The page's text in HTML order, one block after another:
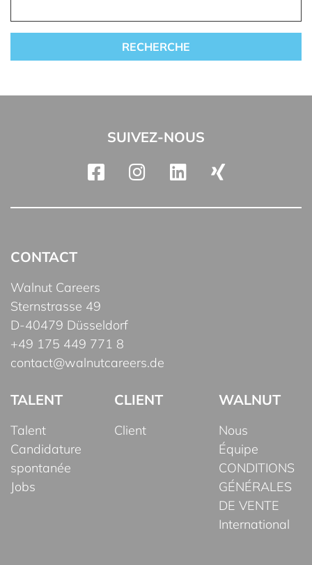
SUIVEZ-NOUS
CONTACT
Walnut Careers
Sternstrasse 49
D-40479 Düsseldorf
+49 175 449 771 8
contact@walnutcareers.de
TALENT
Talent
Candidature
spontanée
Jobs
CLIENT
Client
WALNUT
Nous
Équipe
CONDITIONS
GÉNÉRALES
DE VENTE
International